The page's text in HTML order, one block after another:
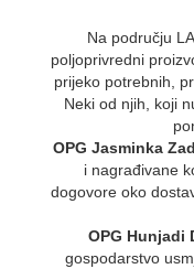
Na području
poljoprivredni
prijeko potrebnih,
Neki od njih, koji
OPG Jasminka
i nagrađivane
dogovore oko
OPG Hunjadi
gospodarstvo